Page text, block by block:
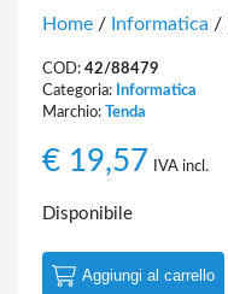
Home / Informatica /
COD: 42/88479
Categoria: Informatica
Marchio: Tenda
€ 19,57 IVA incl.
Disponibile
Aggiungi al carrello